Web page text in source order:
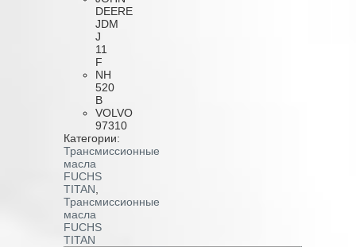
DEERE
JDM
J
11
F
NH
520
B
VOLVO
97310
Категории:
Трансмиссионные
масла
FUCHS
TITAN
Трансмиссионные
масла
FUCHS
TITAN